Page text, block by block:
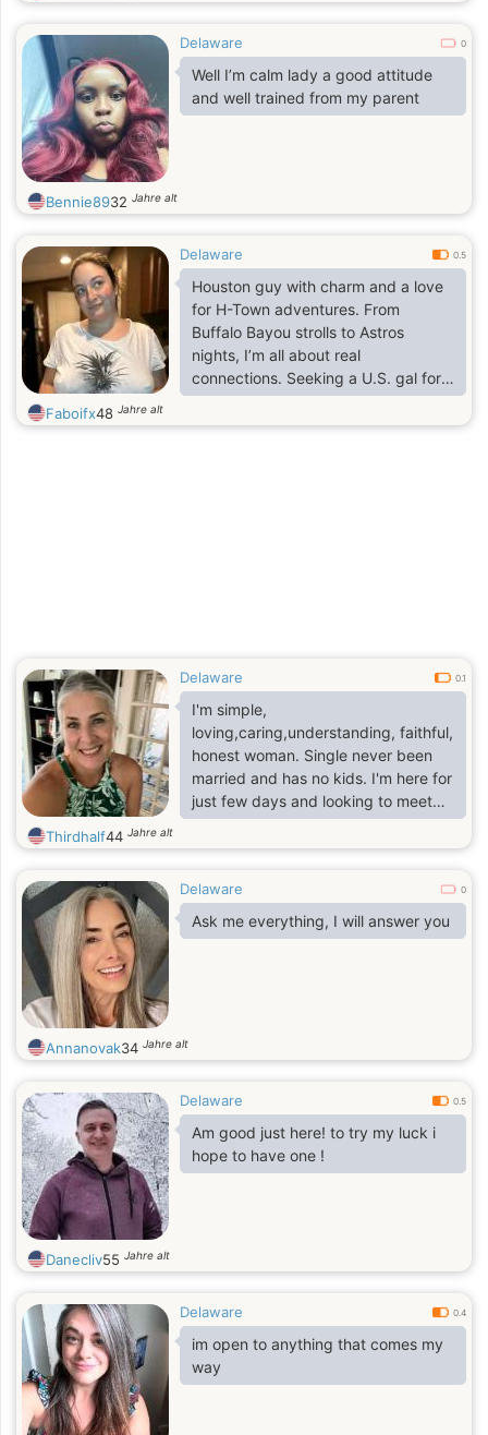
Delaware 0
Well I’m calm lady a good attitude
and well trained from my parent
Bennie8932 Jahre alt
Delaware 0.5
Houston guy with charm and a love
for H-Town adventures. From
Buffalo Bayou strolls to Astros
nights, I’m all about real
connections. Seeking a U.S. gal for
flirty, fun vibes—let’s light up
Houston together!
Faboifx48 Jahre alt
Delaware 0.1
I'm simple,
loving,caring,understanding, faithful,
honest woman. Single never been
married and has no kids. I'm here for
just few days and looking to meet
my better half.
Thirdhalf44 Jahre alt
Delaware 0
Ask me everything, I will answer you
Annanovak34 Jahre alt
Delaware 0.5
Am good just here! to try my luck i
hope to have one !
Danecliv55 Jahre alt
Delaware 0.4
im open to anything that comes my
way